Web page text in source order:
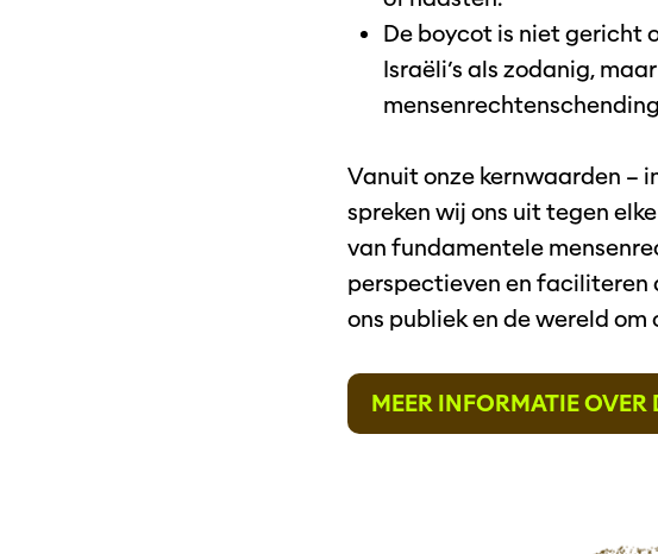
De boycot is niet gericht
Israëli’s als zodanig,
Vanuit onze kernwaarden –
spreken wij ons uit tegen
van fundamentele
perspectieven en faciliteren
ons publiek en de wereld om
MEER INFORMATIE OVER